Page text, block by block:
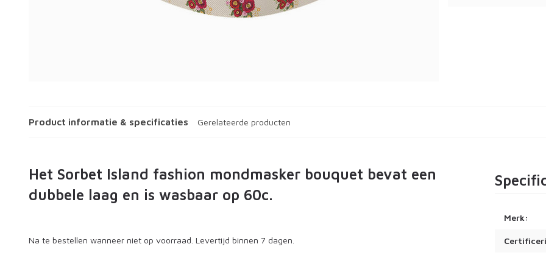
Product informatie & specificaties Gerelateerde producten
Het Sorbet Island fashion mondmasker bouquet bevat een
dubbele laag en is wasbaar op 60c.
Na te bestellen wanneer niet op voorraad. Levertijd binnen 7 dagen.
Merk: